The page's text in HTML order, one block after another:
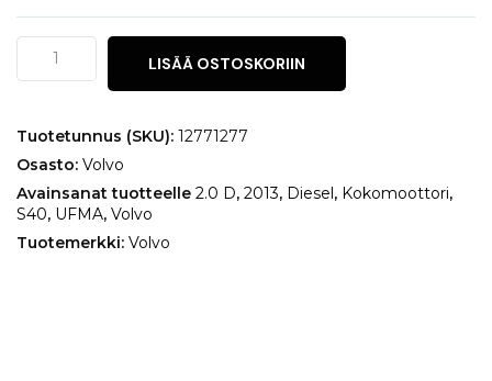
Volvo
2.0
määrä
LISÄÄ OSTOSKORIIN
Tuotetunnus (SKU): 12771277
Osasto: Volvo
Avainsanat tuotteelle 2.0 D, 2013, Diesel, Kokomoottori,
S40, UFMA, Volvo
Tuotemerkki: Volvo